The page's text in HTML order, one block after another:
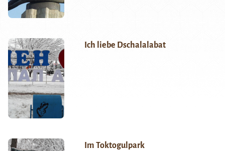
Ich liebe Dschalalabat
Im Toktogulpark